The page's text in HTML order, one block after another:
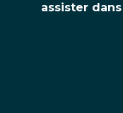
assister